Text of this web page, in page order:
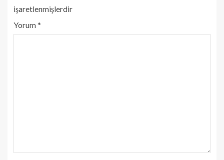
işaretlenmişlerdir
Yorum*